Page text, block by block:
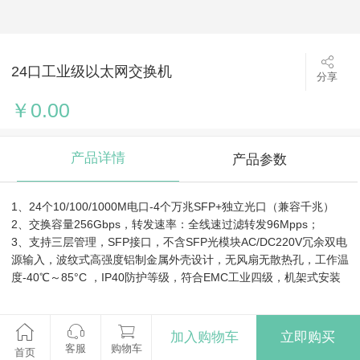
24口工业级以太网交换机 分享
￥0.00
产品详情 产品参数
1、24个10/100/1000M电口-4个万兆SFP+独立光口（兼容千兆）
2、交换容量256Gbps，转发速率：全线速过滤转发96Mpps；
3、支持三层管理，SFP接口，不含SFP光模块AC/DC220V冗余双电
源输入，波纹式高强度铝制金属外壳设计，无风扇无散热孔，工作温
度-40℃～85°C ，IP40防护等级，符合EMC工业四级，机架式安装
首页 客服 购物车
加入购物车 立即购买